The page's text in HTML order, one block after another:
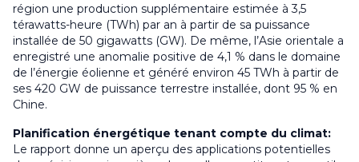
région une production supplémentaire estimée à 3,5
térawatts-heure (TWh) par an à partir de sa puissance
installée de 50 gigawatts (GW). De même, l’Asie orientale a
enregistré une anomalie positive de 4,1 % dans le domaine
de l’énergie éolienne et généré environ 45 TWh à partir de
ses 420 GW de puissance terrestre installée, dont 95 % en
Chine.
Planification énergétique tenant compte du climat:
Le rapport donne un aperçu des applications potentielles